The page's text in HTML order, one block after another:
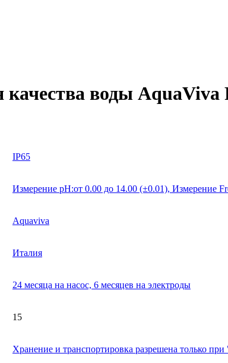
воды
IP65
Измерение pH:от 0.00 до 14.00 (±0.01), Измерение
Aquaviva
Италия
24 месяца на насос, 6 месяцев на электроды
15
Хранение и транспортировка разрешена только при